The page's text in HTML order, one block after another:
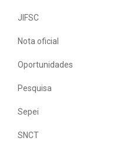
JIFSC
Nota oficial
Oportunidades
Pesquisa
Sepei
SNCT